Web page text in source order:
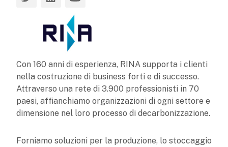
Con 160 anni di esperienza, RINA supporta i clienti
nella costruzione di business forti e di successo.
Attraverso una rete di 3.900 professionisti in 70
paesi, affianchiamo organizzazioni di ogni settore e
dimensione nel loro processo di decarbonizzazione.
Forniamo soluzioni per la produzione, lo stoccaggio